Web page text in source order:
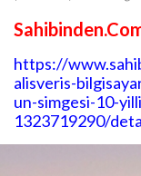
https://
alisveris-
un-simgesi-10-
1323719290/